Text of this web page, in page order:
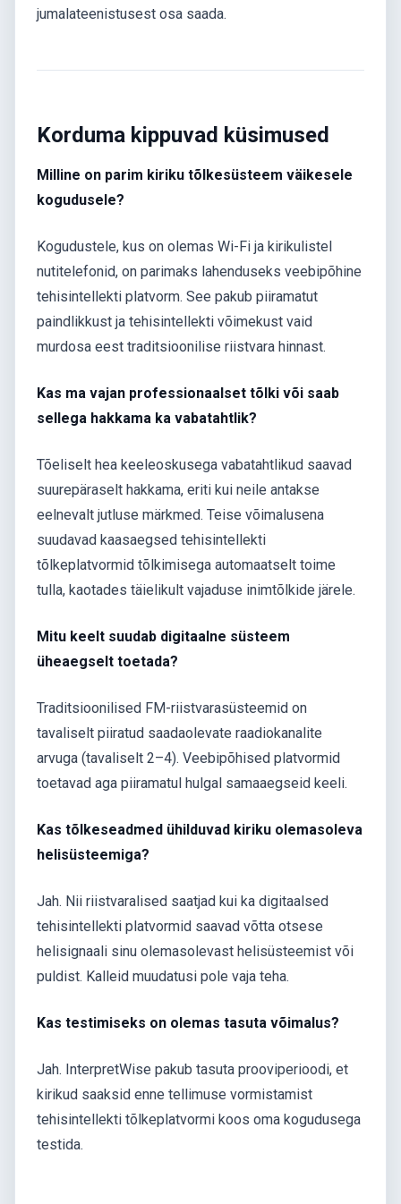
jumalateenistusest osa saada.
Korduma kippuvad küsimused
Milline on parim kiriku tõlkesüsteem väikesele
kogudusele?
Kogudustele, kus on olemas Wi-Fi ja kirikulistel
nutitelefonid, on parimaks lahenduseks veebipõhine
tehisintellekti platvorm. See pakub piiramatut
paindlikkust ja tehisintellekti võimekust vaid
murdosa eest traditsioonilise riistvara hinnast.
Kas ma vajan professionaalset tõlki või saab
sellega hakkama ka vabatahtlik?
Tõeliselt hea keeleoskusega vabatahtlikud saavad
suurepäraselt hakkama, eriti kui neile antakse
eelnevalt jutluse märkmed. Teise võimalusena
suudavad kaasaegsed tehisintellekti
tõlkeplatvormid tõlkimisega automaatselt toime
tulla, kaotades täielikult vajaduse inimtõlkide järele.
Mitu keelt suudab digitaalne süsteem
üheaegselt toetada?
Traditsioonilised FM-riistvarasüsteemid on
tavaliselt piiratud saadaolevate raadiokanalite
arvuga (tavaliselt 2–4). Veebipõhised platvormid
toetavad aga piiramatul hulgal samaaegseid keeli.
Kas tõlkeseadmed ühilduvad kiriku olemasoleva
helisüsteemiga?
Jah. Nii riistvaralised saatjad kui ka digitaalsed
tehisintellekti platvormid saavad võtta otsese
helisignaali sinu olemasolevast helisüsteemist või
puldist. Kalleid muudatusi pole vaja teha.
Kas testimiseks on olemas tasuta võimalus?
Jah. InterpretWise pakub tasuta prooviperioodi, et
kirikud saaksid enne tellimuse vormistamist
tehisintellekti tõlkeplatvormi koos oma kogudusega
testida.